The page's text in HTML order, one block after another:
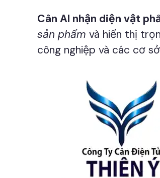
Cân AI nhận diện vật
sản phẩm và hiển thị
công nghiệp và các cơ